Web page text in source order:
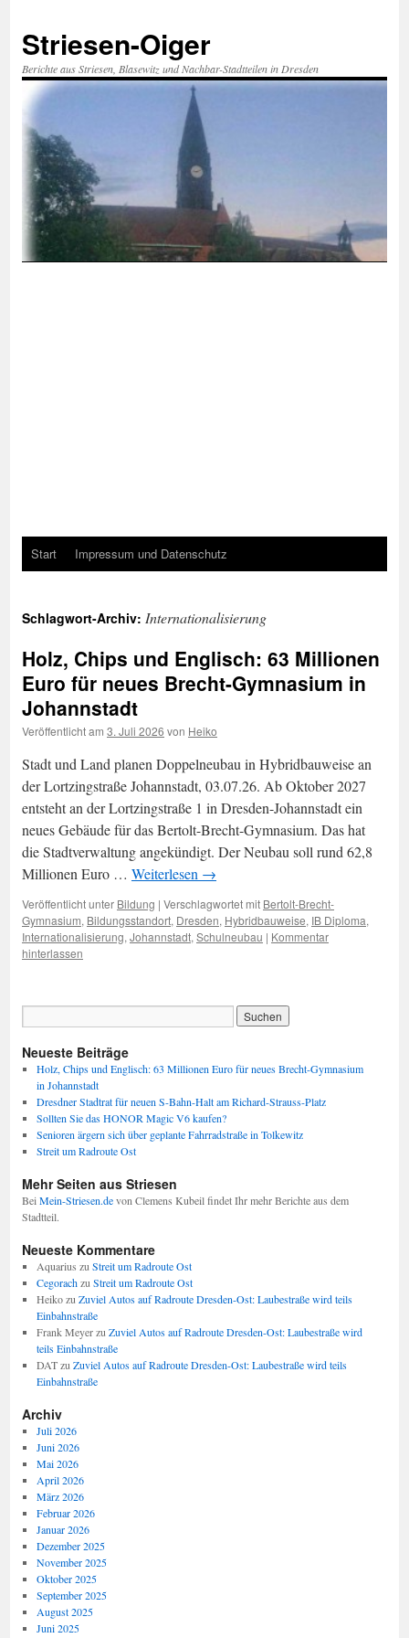
springen
Striesen-Oiger
Berichte aus Striesen, Blasewitz und Nachbar-Stadtteilen in Dresden
Start Impressum und Datenschutz
Schlagwort-Archiv: Internationalisierung
Holz, Chips und Englisch: 63 Millionen
Euro für neues Brecht-Gymnasium in
Johannstadt
Veröffentlicht am 3. Juli 2026 von Heiko
Stadt und Land planen Doppelneubau in Hybridbauweise an
der Lortzingstraße Johannstadt, 03.07.26. Ab Oktober 2027
entsteht an der Lortzingstraße 1 in Dresden-Johannstadt ein
neues Gebäude für das Bertolt-Brecht-Gymnasium. Das hat
die Stadtverwaltung angekündigt. Der Neubau soll rund 62,8
Millionen Euro … Weiterlesen →
Veröffentlicht unter Bildung | Verschlagwortet mit Bertolt-Brecht-
Gymnasium, Bildungsstandort, Dresden, Hybridbauweise, IB Diploma,
Internationalisierung, Johannstadt, Schulneubau | Kommentar
hinterlassen
Neueste Beiträge
Holz, Chips und Englisch: 63 Millionen Euro für neues Brecht-Gymnasium
in Johannstadt
Dresdner Stadtrat für neuen S-Bahn-Halt am Richard-Strauss-Platz
Sollten Sie das HONOR Magic V6 kaufen?
Senioren ärgern sich über geplante Fahrradstraße in Tolkewitz
Streit um Radroute Ost
Mehr Seiten aus Striesen
Bei Mein-Striesen.devon Clemens Kubeil findet Ihr mehr Berichte aus dem
Stadtteil.
Neueste Kommentare
Aquarius zu Streit um Radroute Ost
Cegorachzu Streit um Radroute Ost
Heikozu Zuviel Autos auf Radroute Dresden-Ost: Laubestraße wird teils
Einbahnstraße
Frank Meyerzu Zuviel Autos auf Radroute Dresden-Ost: Laubestraße wird
teils Einbahnstraße
DATzu Zuviel Autos auf Radroute Dresden-Ost: Laubestraße wird teils
Einbahnstraße
Archiv
Juli 2026
Juni 2026
Mai 2026
April 2026
März 2026
Februar 2026
Januar 2026
Dezember 2025
November 2025
Oktober 2025
September 2025
August 2025
Juni 2025